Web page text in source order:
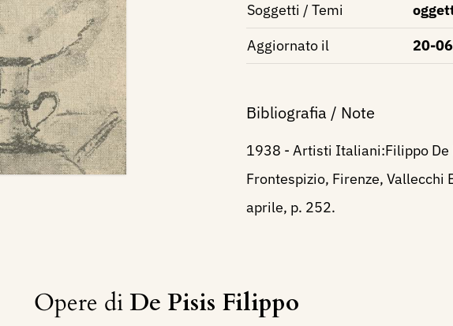
Soggetti / Temi
Aggiornato il
20-
Bibliografia / Note
1938 - Artisti Italiani:Filippo De
Frontespizio, Firenze, Vallecchi
aprile, p. 252.
Opere diDe Pisis Filippo